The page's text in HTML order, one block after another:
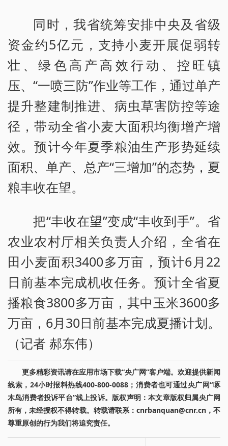
同时，我省统筹安排中央及省级
资金约5亿元，支持小麦开展促弱转
壮、绿色高产高效行动、控旺镇
压、“一喷三防”作业等工作，通过单产
提升整建制推进、病虫草害防控等途
径，带动全省小麦大面积均衡增产增
效。预计今年夏季粮油生产形势延续
面积、单产、总产“三增加”的态势，夏
粮丰收在望。
把“丰收在望”变成“丰收到手”。省
农业农村厅相关负责人介绍，全省在
田小麦面积3400多万亩，预计6月22
日前基本完成机收任务。预计全省夏
播粮食3800多万亩，其中玉米3600多
万亩，6月30日前基本完成夏播计划。
（记者 郝东伟）
更多精彩资讯请在应用市场下载“央广网”客户端。欢迎提供新闻
线索，24小时报料热线400-800-0088；消费者也可通过央广网“啄
木鸟消费者投诉平台”线上投诉。版权声明：本文章版权归属央广网
所有，未经授权不得转载。转载请联系：cnrbanquan@cnr.cn，不
尊重原创的行为我们将追究责任。